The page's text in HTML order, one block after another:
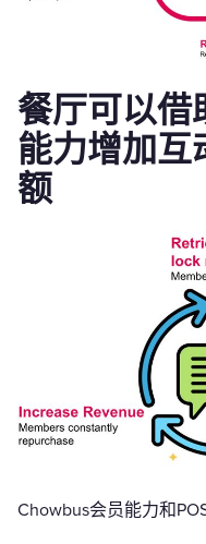
餐厅可以借
能力增加互
额
Chowbus会员能力和